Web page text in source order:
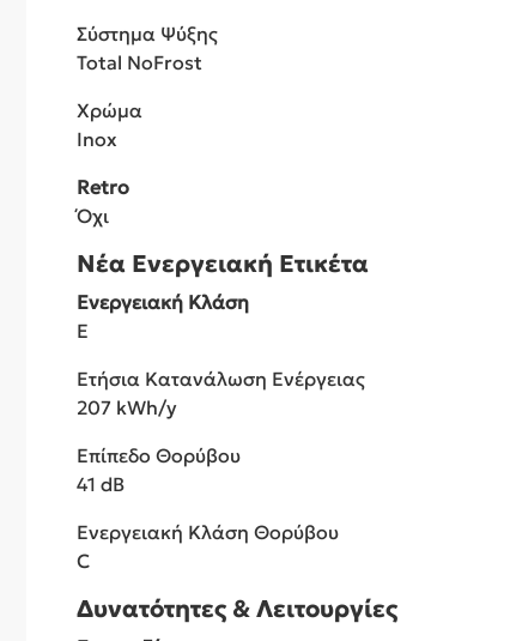
Σύστημα Ψύξης
Total NoFrost
Χρώμα
Inox
Retro
Όχι
Νέα Ενεργειακή Ετικέτα
Ενεργειακή Κλάση
E
Ετήσια Κατανάλωση Ενέργειας
207 kWh/y
Επίπεδο Θορύβου
41 dB
Ενεργειακή Κλάση Θορύβου
C
Δυνατότητες & Λειτουργίες